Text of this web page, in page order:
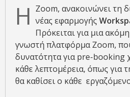
Η Zoom, ανακοινώνει τη
νέας εφαρμογής
Πρόκειται για μια
γνωστή πλατφόρμα Zoom,
δυνατότητα για pre-booking
κάθε λεπτομέρεια, όπως για
θα καθίσει ο κάθε